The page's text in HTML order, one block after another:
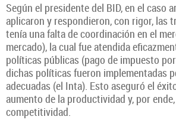
Según el presidente del BID, en el caso
aplicaron y respondieron, con rigor, las
tenía una falta de coordinación en el
mercado), la cual fue atendida
políticas públicas (pago de impuesto
dichas políticas fueron implementadas
adecuadas (el Inta). Esto aseguró el
aumento de la productividad y, por
competitividad.